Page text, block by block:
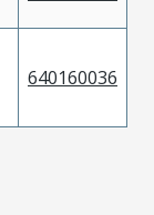
640160036